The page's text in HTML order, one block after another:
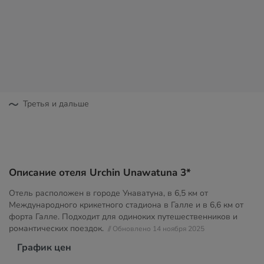
Третья и дальше
Описание отеля Urchin Unawatuna 3*
Отель расположен в городе Унаватуна, в 6,5 км от
Международного крикетного стадиона в Галле и в 6,6 км от
форта Галле. Подходит для одиноких путешественников и
романтических поездок. // Обновлено 14 ноября 2025
График цен